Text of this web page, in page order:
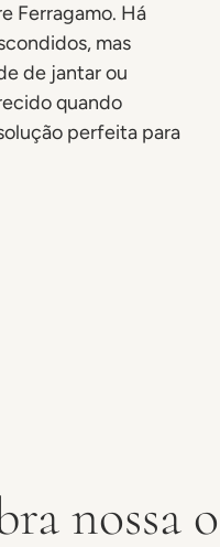
Ferragamo. Há
mas
de jantar ou
quando
perfeita para
nossa